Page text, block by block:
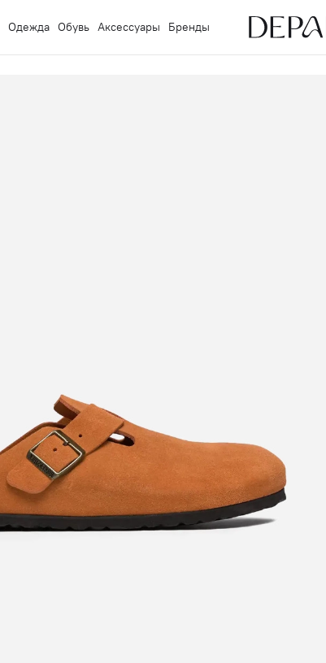
Одежда Обувь Аксессуары Бренды